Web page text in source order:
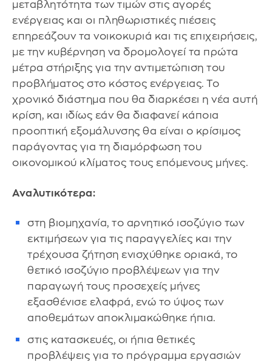
μεταβλητότητα των τιμών στις αγορές
ενέργειας και οι πληθωριστικές πιέσεις
επηρεάζουν τα νοικοκυριά και τις επιχειρήσεις,
με την κυβέρνηση να δρομολογεί τα πρώτα
μέτρα στήριξης για την αντιμετώπιση του
προβλήματος στο κόστος ενέργειας. Το
χρονικό διάστημα που θα διαρκέσει η νέα αυτή
κρίση, και ιδίως εάν θα διαφανεί κάποια
προοπτική εξομάλυνσης θα είναι ο κρίσιμος
παράγοντας για τη διαμόρφωση του
οικονομικού κλίματος τους επόμενους μήνες.
Αναλυτικότερα:
στη βιομηχανία, το αρνητικό ισοζύγιο των
εκτιμήσεων για τις παραγγελίες και την
τρέχουσα ζήτηση ενισχύθηκε οριακά, το
θετικό ισοζύγιο προβλέψεων για την
παραγωγή τους προσεχείς μήνες
εξασθένισε ελαφρά, ενώ το ύψος των
αποθεμάτων αποκλιμακώθηκε ήπια.
στις κατασκευές, οι ήπια θετικές
προβλέψεις για το πρόγραμμα εργασιών